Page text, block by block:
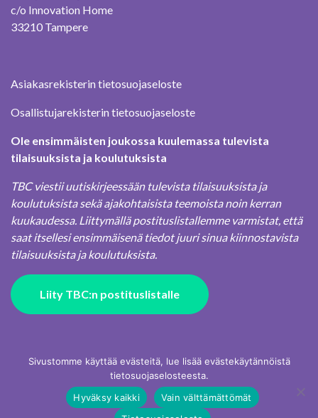
c/o Innovation Home
33210 Tampere
Asiakasrekisterin tietosuojaseloste
Osallistujarekisterin tietosuojaseloste
Ole ensimmäisten joukossa kuulemassa tulevista
tilaisuuksista ja koulutuksista
TBC viestii uutiskirjeessään tulevista tilaisuuksista ja
koulutuksista sekä ajakohtaisista teemoista noin kerran
kuukaudessa. Liittymällä postituslistallemme varmistat, että
saat itsellesi ensimmäisenä tiedot juuri sinua kiinnostavista
tilaisuuksista ja koulutuksista.
Liity TBC:n postituslistalle
Sivustomme käyttää evästeitä, lue lisää evästekäytännöistä
tietosuojaselosteesta.
Hyväksy kaikki
Vain välttämättömät